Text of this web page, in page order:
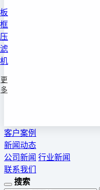
板
框
压
滤
机
更
多
客户案例
新闻动态
公司新闻 行业新闻
联系我们
搜索